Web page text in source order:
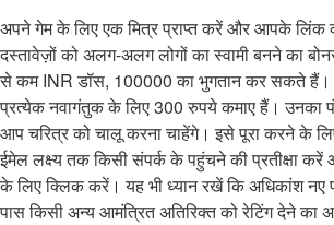
अपने गेम के लिए एक मित्र प्राप्त करें और आपके लिंक
दस्तावेज़ों को अलग-अलग लोगों का स्वामी बनने का
से कम INR डॉस, 100000 का भुगतान कर सकते हैं।
प्रत्येक नवागंतुक के लिए 300 रुपये कमाए हैं। उनका
आप चरित्र को चालू करना चाहेंगे। इसे पूरा करने के
ईमेल लक्ष्य तक किसी संपर्क के पहुंचने की प्रतीक्षा
के लिए क्लिक करें। यह भी ध्यान रखें कि अधिकांश नए
पास किसी अन्य आमंत्रित अतिरिक्त को रेटिंग देने का